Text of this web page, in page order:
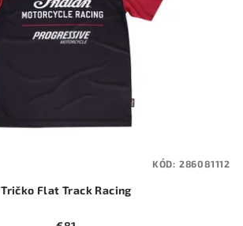
Tričko Flat Track Racing
KÓD: 286081112